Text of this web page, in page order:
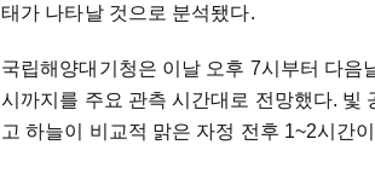
태가 나타날 것으로 분석됐다.
국립해양대기청은 이날 오후 7시부터 다음
시까지를 주요 관측 시간대로 전망했다. 빛
고 하늘이 비교적 맑은 자정 전후 1~2시간